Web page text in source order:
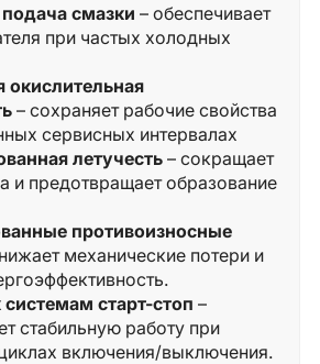
смазки – обеспечивает
при частых холодных
– сохраняет рабочие свойства
сервисных интервалах
летучесть– сокращает
и предотвращает образование
противоизносные
механические потери и
старт-стоп –
стабильную работу при
включения/выключения.